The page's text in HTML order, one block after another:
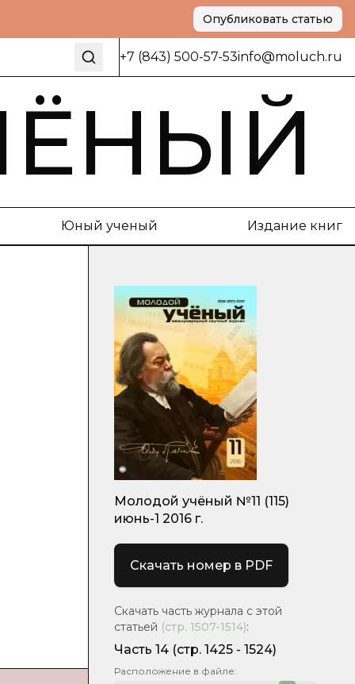
Опубликовать статью
+7 (843) 500-57-53info@moluch.ru
Юный ученый Издание книг
Молодой учёный №11 (115)
июнь-1 2016 г.
Скачать номер в PDF
Скачать часть журнала с этой
статьей (стр. 1507-1514):
Часть 14 (cтр. 1425 - 1524)
Расположение в файле: